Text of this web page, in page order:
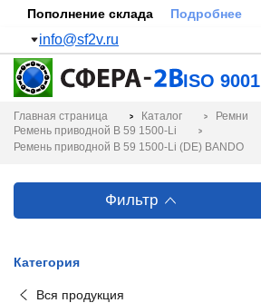
Пополнение склада Подробнее
info@sf2v.ru
ISO 9001
Главная страница Каталог
Ремни
Ремень приводной B 59 1500-Li
Ремень приводной B 59 1500-Li (DE) BANDO
Фильтр
Категория
Вся продукция